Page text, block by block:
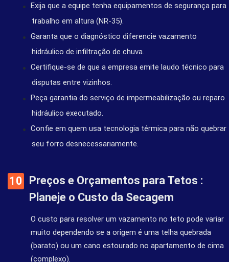
Exija que a equipe tenha equipamentos de segurança para
trabalho em altura (NR-35).
Garanta que o diagnóstico diferencie vazamento
hidráulico de infiltração de chuva.
Certifique-se de que a empresa emite laudo técnico para
disputas entre vizinhos.
Peça garantia do serviço de impermeabilização ou reparo
hidráulico executado.
Confie em quem usa tecnologia térmica para não quebrar
seu forro desnecessariamente.
Preços e Orçamentos para Tetos :
Planeje o Custo da Secagem
O custo para resolver um vazamento no teto pode variar
muito dependendo se a origem é uma telha quebrada
(barato) ou um cano estourado no apartamento de cima
(complexo).